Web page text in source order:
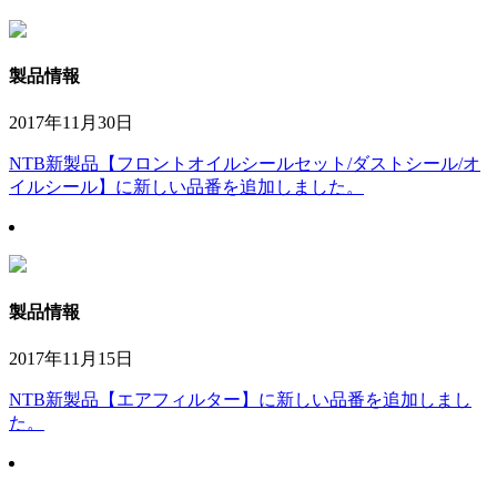
製品情報
2017年11月30日
NTB新製品【フロントオイルシールセット/ダストシール/オ
イルシール】に新しい品番を追加しました。
製品情報
2017年11月15日
NTB新製品【エアフィルター】に新しい品番を追加しまし
た。